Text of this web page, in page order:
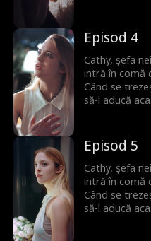
plac, între ei
nu își dă
iubitul din
căutat
Episod 4
Cathy, șefa
intră în comă
Când se
să-l aducă
plac, între ei
nu își dă
iubitul din
căutat
Episod 5
Cathy, șefa
intră în comă
Când se
să-l aducă